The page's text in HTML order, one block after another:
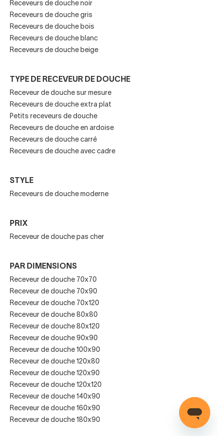
comme le quartz ou le marbre, puis recouverts d’un
coat sanitairepour garantir une meilleure durabilité.
Ce procédé améliore :
résistance aux taches
imperméabilité
facilité de nettoyage
Design et personnalisation
nombreuses finitions :
Gris
Beige
Effet pierre
Effet ardoise
Effet bois ou textures modernes
Cela permet une
intégration parfaite dans tous les
styles de salle de bain.
Pourquoi choisir
Decorasalledebain
Receveurs de douche noir
Receveurs de douche gris
Receveurs de douche bois
Receveurs de douche blanc
Receveurs de douche beige
TYPE DE RECEVEUR DE DOUCHE
Receveur de douche sur mesure
Receveurs de douche extra plat
Petits receveurs de douche
Receveurs de douche en ardoise
Receveurs de douche carré
Receveurs de douche avec cadre
STYLE
Receveurs de douche moderne
PRIX
Receveur de douche pas cher
PAR DIMENSIONS
Receveur de douche 70x70
Receveur de douche 70x90​
Receveur de douche 70x120
Receveur de douche 80x80
Receveur de douche 80x120
Receveur de douche 90x90
Receveur de douche 100x90
Receveur de douche 120x80
Receveur de douche 120x90​
Receveur de douche 120x120​
Receveur de douche 140x90​
Receveur de douche 160x90
Receveur de douche 180x90​